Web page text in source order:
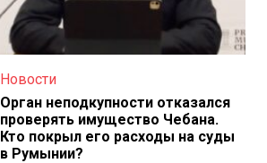
Новости
Орган неподкупности отказался
проверять имущество Чебана.
Кто покрыл его расходы на суды
в Румынии?